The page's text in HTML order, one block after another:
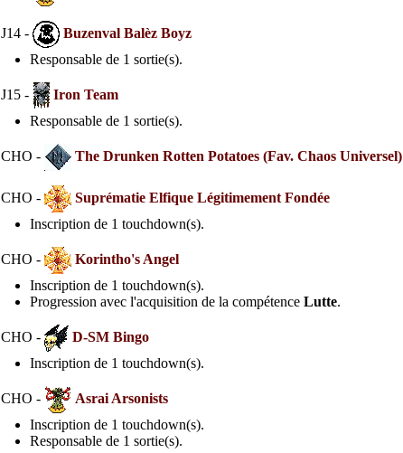
J14 -
Buzenval Balèz Boyz
Responsable de 1 sortie(s).
J15 -
Iron Team
Responsable de 1 sortie(s).
CHO - The Drunken Rotten Potatoes (Fav. Chaos Universel)
CHO -
Suprématie Elfique Légitimement Fondée
Inscription de 1 touchdown(s).
CHO -
Korintho's Angel
Inscription de 1 touchdown(s).
Progression avec l'acquisition de la compétence Lutte.
CHO -
D-SM Bingo
Inscription de 1 touchdown(s).
CHO -
Asrai Arsonists
Inscription de 1 touchdown(s).
Responsable de 1 sortie(s).